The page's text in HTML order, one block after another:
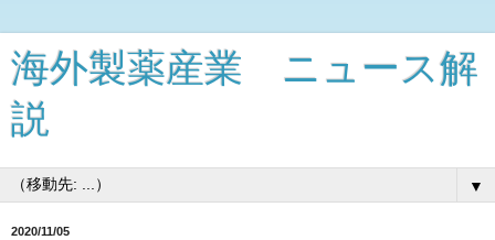
海外製薬産業 ニュース解
説
▼
2020/11/05